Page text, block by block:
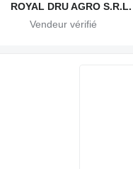
ROYAL DRU AGRO S.R.L.